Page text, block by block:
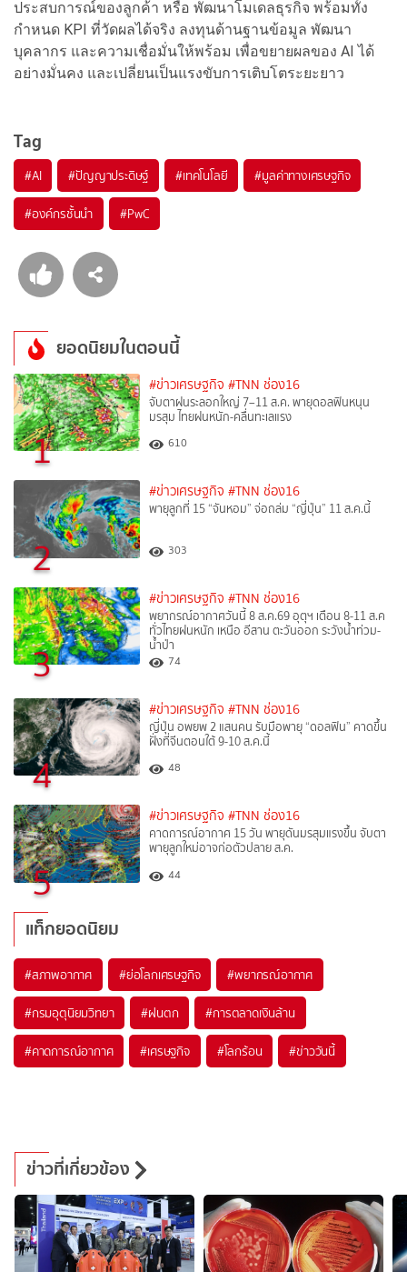
ประสบการณ์ของลูกค้า หรือ พัฒนาโมเดลธุรกิจ พร้อมทั้ง
กำหนด KPI ที่วัดผลได้จริง ลงทุนด้านฐานข้อมูล พัฒนา
บุคลากร และความเชื่อมั่นให้พร้อม เพื่อขยายผลของ AI ได้
อย่างมั่นคง และเปลี่ยนเป็นแรงขับการเติบโตระยะยาว
Tag
#AI #ปัญญาประดิษฐ์ #เทคโนโลยี #มูลค่าทางเศรษฐกิจ
#องค์กรชั้นนำ #PwC
ยอดนิยมในตอนนี้
1
#ข่าวเศรษฐกิจ #TNN ช่อง16
จับตาฝนระลอกใหญ่ 7–11 ส.ค. พายุดอลฟินหนุน
มรสุม ไทยฝนหนัก-คลื่นทะเลแรง
610
2
#ข่าวเศรษฐกิจ #TNN ช่อง16
พายุลูกที่ 15 “จันหอม” จ่อถล่ม “ญี่ปุ่น” 11 ส.ค.นี้
303
3
#ข่าวเศรษฐกิจ #TNN ช่อง16
พยากรณ์อากาศวันนี้ 8 ส.ค.69 อุตุฯ เตือน 8-11 ส.ค
ทั่วไทยฝนหนัก เหนือ อีสาน ตะวันออก ระวังน้ำท่วม-
น้ำป่า
74
4
#ข่าวเศรษฐกิจ #TNN ช่อง16
ญี่ปุ่น อพยพ 2 แสนคน รับมือพายุ “ดอลฟิน” คาดขึ้น
ฝั่งที่จีนตอนใต้ 9-10 ส.ค.นี้
48
5
#ข่าวเศรษฐกิจ #TNN ช่อง16
คาดการณ์อากาศ 15 วัน พายุดันมรสุมแรงขึ้น จับตา
พายุลูกใหม่อาจก่อตัวปลาย ส.ค.
44
แท็กยอดนิยม
#สภาพอากาศ #ย่อโลกเศรษฐกิจ #พยากรณ์อากาศ
#กรมอุตุนิยมวิทยา #ฝนตก #การตลาดเงินล้าน
#คาดการณ์อากาศ #เศรษฐกิจ #โลกร้อน #ข่าววันนี้
ข่าวที่เกี่ยวข้อง